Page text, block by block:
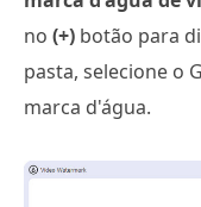
no (+) botão para
pasta, selecione o
marca d'água.